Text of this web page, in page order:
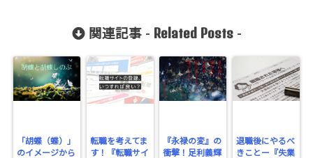
関連記事 - Related Posts-
「胡蝶（蝶）」
のイメージから
転職を考えてま
す！『転職サイ
『永禄の変』の
衝撃！足利義輝
退職後にやるべ
きことー『失業